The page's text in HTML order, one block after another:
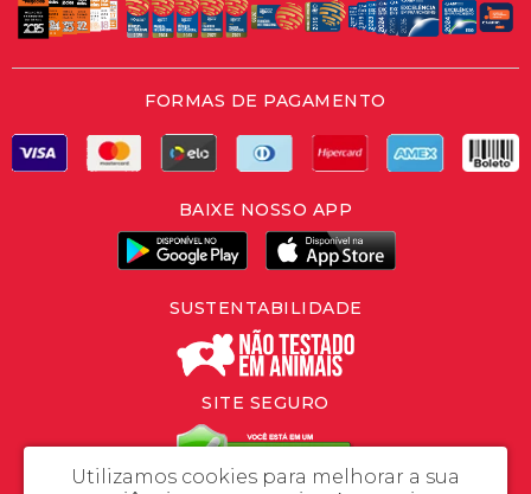
FORMAS DE PAGAMENTO
BAIXE NOSSO APP
SUSTENTABILIDADE
SITE SEGURO
Utilizamos cookies para melhorar a sua